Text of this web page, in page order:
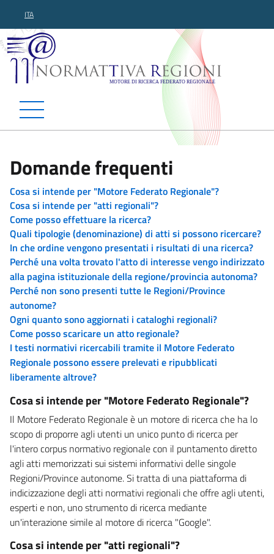
ITA
Normattiva Regioni -
Domande frequenti
Cosa si intende per "Motore Federato Regionale"?
Cosa si intende per "atti regionali"?
Come posso effettuare la ricerca?
Quali tipologie (denominazione) di atti si possono ricercare?
In che ordine vengono presentati i risultati di una ricerca?
Perché una volta trovato l'atto di interesse vengo indirizzato
alla pagina istituzionale della regione/provincia autonoma?
Perché non sono presenti tutte le Regioni/Province
autonome?
Ogni quanto sono aggiornati i cataloghi regionali?
Come posso scaricare un atto regionale?
I testi normativi ricercabili tramite il Motore Federato
Regionale possono essere prelevati e ripubblicati
liberamente altrove?
Cosa si intende per "Motore Federato Regionale"?
Il Motore Federato Regionale è un motore di ricerca che ha lo
scopo di proporre agli utenti un unico punto di ricerca per
l'intero corpus normativo regionale con il puntamento diretto
agli atti memorizzati sui sistemi informativi delle singole
Regioni/Province autonome. Si tratta di una piattaforma di
indicizzazione degli atti normativi regionali che offre agli utenti,
esperti e non, uno strumento di ricerca mediante
un'interazione simile al motore di ricerca "Google".
Cosa si intende per "atti regionali"?